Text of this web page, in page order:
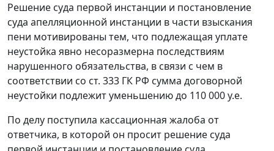
Решение суда первой инстанции и постановление
суда апелляционной инстанции в части взыскания
пени мотивированы тем, что подлежащая уплате
неустойка явно несоразмерна последствиям
нарушенного обязательства, в связи с чем в
соответствии со ст. 333 ГК РФ сумма договорной
неустойки подлежит уменьшению до 110 000 у.е.
По делу поступила кассационная жалоба от
ответчика, в которой он просит решение суда